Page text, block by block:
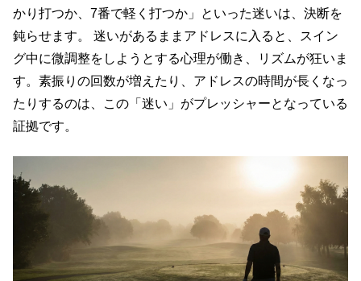
かり打つか、7番で軽く打つか」といった迷いは、決断を
鈍らせます。 迷いがあるままアドレスに入ると、スイン
グ中に微調整をしようとする心理が働き、リズムが狂いま
す。素振りの回数が増えたり、アドレスの時間が長くなっ
たりするのは、この「迷い」がプレッシャーとなっている
証拠です。